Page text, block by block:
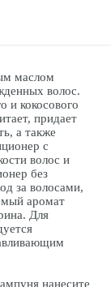
маслом
волос.
и кокосового
придает
а также
с
волос и
без
за волосами,
аромат
Для
нанесите